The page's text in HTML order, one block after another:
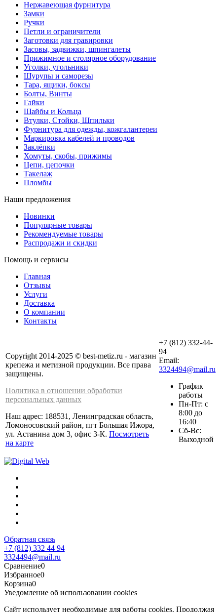
Нержавеющая фурнитура
Замки
Ручки
Петли и ограничители
Заготовки для гравировки
Засовы, задвижки, шпингалеты
Прижимное и столярное оборудование
Уголки, угольники
Шурупы и саморезы
Тара, ящики, боксы
Болты, Винты
Гайки
Шайбы и Кольца
Втулки, Стойки, Шпильки
Фурнитура для одежды, кожгалантереи
Маркировка кабелей и проводов
Заклёпки
Хомуты, скобы, прижимы
Цепи, цепочки
Такелаж
Пломбы
Наши предложения
Новинки
Популярные товары
Рекомендуемые товары
Распродажи и скидки
Помощь и сервисы
Главная
Отзывы
Услуги
Доставка
О компании
Контакты
Copyright 2014-2025 © best-metiz.ru - магазин
крепежа и метизной продукции. Все права
защищены.
Политика в отношении обработки
персональных данных
Наш адрес: 188531, Ленинградская область,
Ломоносовский район, пгт Большая Ижора,
ул. Астанина дом 3, офис 3-К. Посмотреть
на карте
+7 (812) 332-44-
94
Email:
3324494@mail.ru
График
работы
Пн-Пт: с
8:00 до
16:40
Сб-Вс:
Выходной
Обратная связь
+7 (812) 332 44 94
3324494@mail.ru
Сравнение0
Избранное0
Корзина0
Уведомление об использовании cookies
Сайт использует необходимые для работы cookies. Продолжая